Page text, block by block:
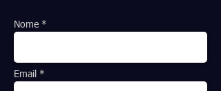
Nome *
Email *